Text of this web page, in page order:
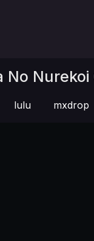
No
lulu mxdrop